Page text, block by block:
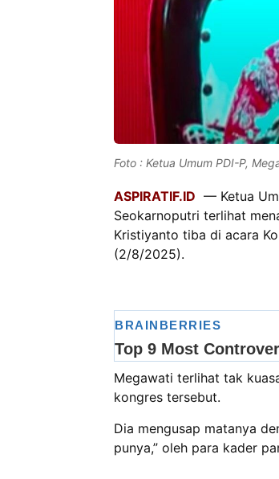
Foto : Ketua Umum PDI-P,
ASPIRATIF.ID — Ketua
Seokarnoputri terlihat
Kristiyanto tiba di acara
(2/8/2025).
Megawati terlihat tak
kongres tersebut.
Dia mengusap matanya
punya,” oleh para kader